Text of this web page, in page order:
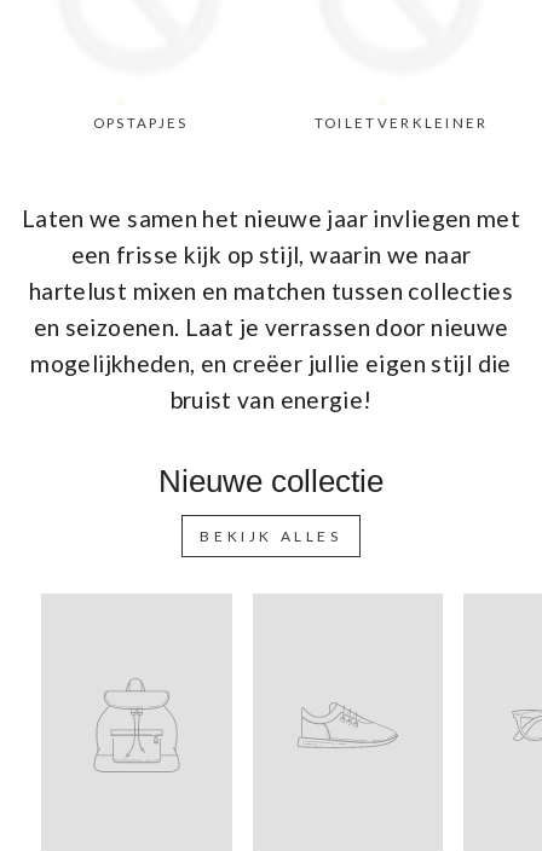
OPSTAPJES TOILETVERKLEINER
Laten we samen het nieuwe jaar invliegen met
een frisse kijk op stijl, waarin we naar
hartelust mixen en matchen tussen collecties
en seizoenen. Laat je verrassen door nieuwe
mogelijkheden, en creëer jullie eigen stijl die
bruist van energie!
Nieuwe collectie
BEKIJK ALLES